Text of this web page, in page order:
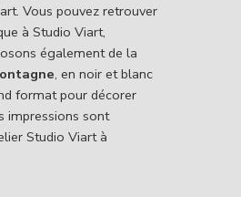
Vous pouvez retrouver
à Studio Viart,
également de la
, en noir et blanc
format pour décorer
impressions sont
Studio Viart à